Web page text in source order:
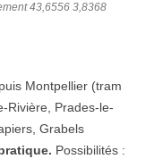
43,6556 3,8368
Montpellier (tram
Rivière, Prades-le-
Grabels
Possibilités :